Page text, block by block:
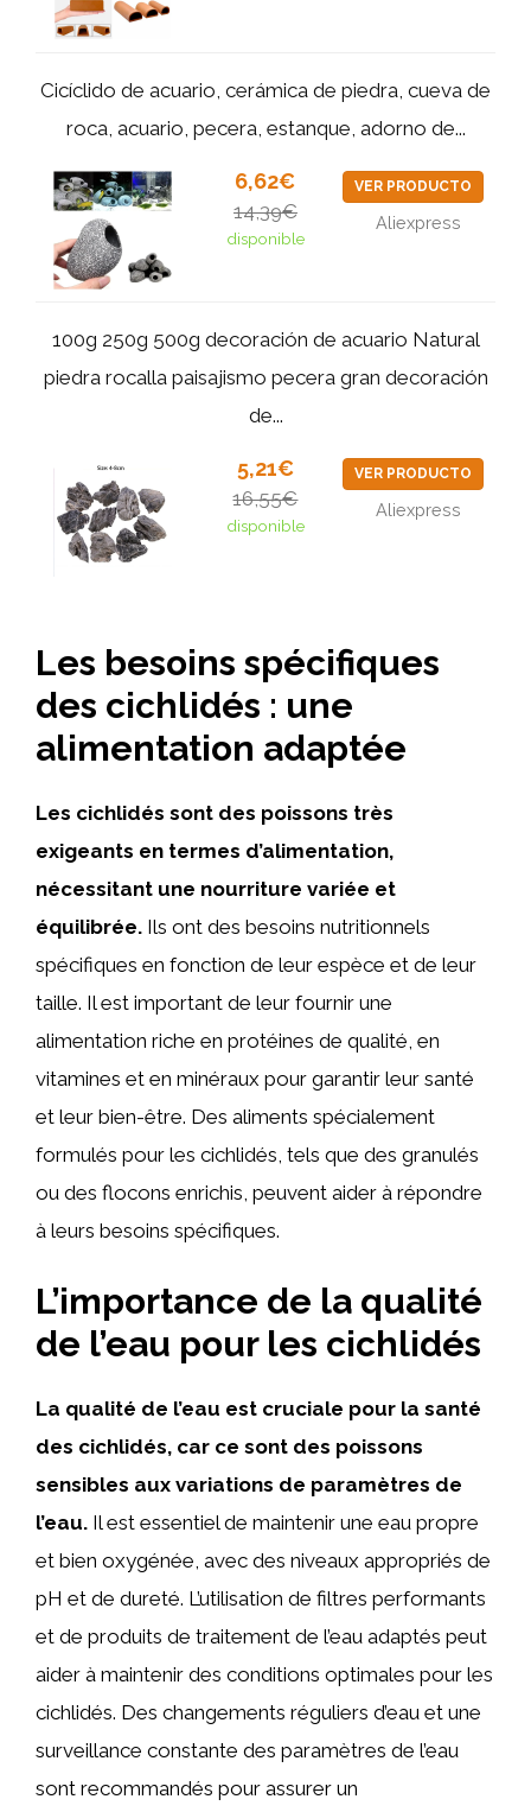
Cicíclido de acuario, cerámica de piedra, cueva de
roca, acuario, pecera, estanque, adorno de...
6,62€
14,39€
disponible
VER PRODUCTO
Aliexpress
100g 250g 500g decoración de acuario Natural
piedra rocalla paisajismo pecera gran decoración
de...
5,21€
16,55€
disponible
VER PRODUCTO
Aliexpress
Les besoins spécifiques
des cichlidés : une
alimentation adaptée
Les cichlidés sont des poissons très
exigeants en termes d’alimentation,
nécessitant une nourriture variée et
équilibrée. Ils ont des besoins nutritionnels
spécifiques en fonction de leur espèce et de leur
taille. Il est important de leur fournir une
alimentation riche en protéines de qualité, en
vitamines et en minéraux pour garantir leur santé
et leur bien-être. Des aliments spécialement
formulés pour les cichlidés, tels que des granulés
ou des flocons enrichis, peuvent aider à répondre
à leurs besoins spécifiques.
L’importance de la qualité
de l’eau pour les cichlidés
La qualité de l’eau est cruciale pour la santé
des cichlidés, car ce sont des poissons
sensibles aux variations de paramètres de
l’eau. Il est essentiel de maintenir une eau propre
et bien oxygénée, avec des niveaux appropriés de
pH et de dureté. L’utilisation de filtres performants
et de produits de traitement de l’eau adaptés peut
aider à maintenir des conditions optimales pour les
cichlidés. Des changements réguliers d’eau et une
surveillance constante des paramètres de l’eau
sont recommandés pour assurer un